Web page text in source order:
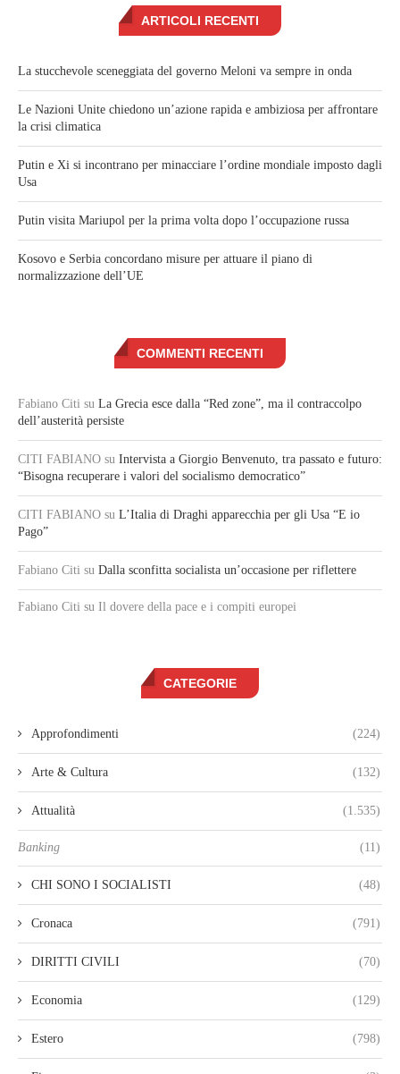
ARTICOLI RECENTI
La stucchevole sceneggiata del governo Meloni va sempre in onda
Le Nazioni Unite chiedono un’azione rapida e ambiziosa per affrontare
la crisi climatica
Putin e Xi si incontrano per minacciare l’ordine mondiale imposto dagli
Usa
Putin visita Mariupol per la prima volta dopo l’occupazione russa
Kosovo e Serbia concordano misure per attuare il piano di
normalizzazione dell’UE
COMMENTI RECENTI
Fabiano Citi su La Grecia esce dalla “Red zone”, ma il contraccolpo
dell’austerità persiste
CITI FABIANO su Intervista a Giorgio Benvenuto, tra passato e futuro:
“Bisogna recuperare i valori del socialismo democratico”
CITI FABIANO su L’Italia di Draghi apparecchia per gli Usa “E io
Pago”
Fabiano Citi su Dalla sconfitta socialista un’occasione per riflettere
Fabiano Citi su Il dovere della pace e i compiti europei
CATEGORIE
Approfondimenti (224)
Arte & Cultura (132)
Attualità (1.535)
Banking (11)
CHI SONO I SOCIALISTI (48)
Cronaca (791)
DIRITTI CIVILI (70)
Economia (129)
Estero (798)